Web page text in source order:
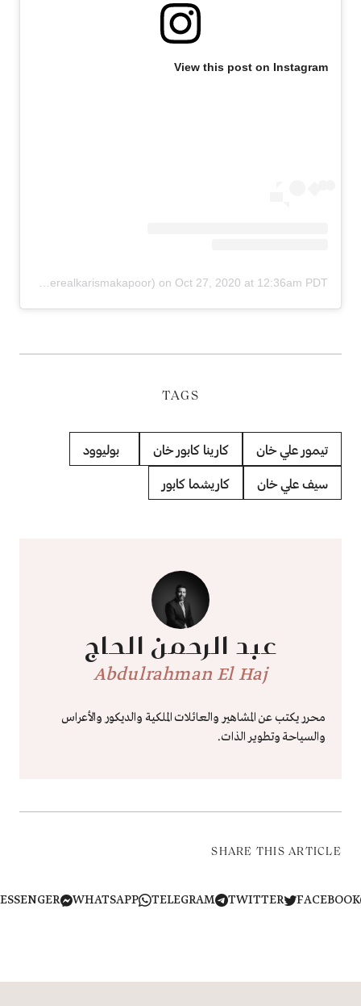
View this post on Instagram
A post shared by KK (@therealkarismakapoor) on Oct 27, 2020 at 12:36am PDT
TAGS
تيمور علي خان كارينا كابور خان بوليوود
سيف علي خان كاريشما كابور
عبد الرحمن الحاج
Abdulrahman El Haj
محرر يكتب عن المشاهير والعائلات الملكية والديكور والأعراس
والسياحة وتطوير الذات.
SHARE THIS ARTICLE
TWITTER
TELEGRAM
WHATSAPP
MESSENGER